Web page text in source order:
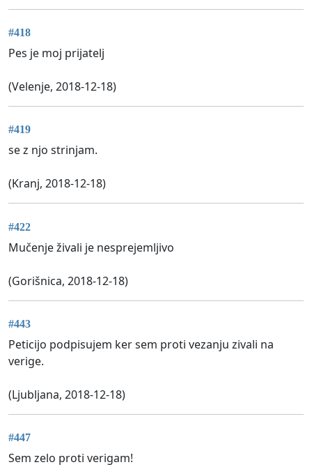
#418
Pes je moj prijatelj
(Velenje, 2018-12-18)
#419
se z njo strinjam.
(Kranj, 2018-12-18)
#422
Mučenje živali je nesprejemljivo
(Gorišnica, 2018-12-18)
#443
Peticijo podpisujem ker sem proti vezanju zivali na
verige.
(Ljubljana, 2018-12-18)
#447
Sem zelo proti verigam!